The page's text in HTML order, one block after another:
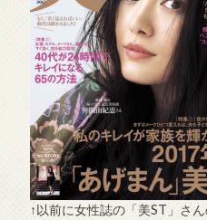
↑以前に女性誌の「美ST」さ